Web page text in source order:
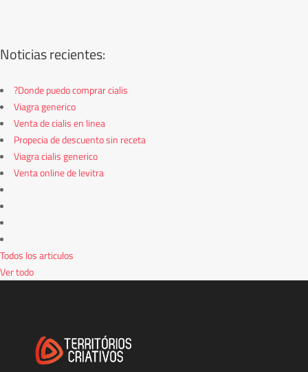
Noticias recientes:
?Donde puedo comprar cialis
Viagra generico
Venta de cialis en linea
Propecia de descuento sin receta
Viagra cialis generico
Venta online de levitra
Todos los articulos
Ver todo